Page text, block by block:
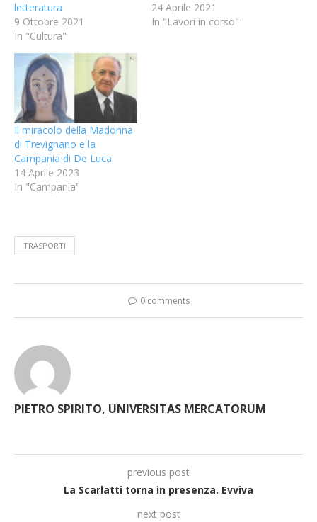
letteratura
9 Ottobre 2021
In "Cultura"
24 Aprile 2021
In "Lavori in corso"
Il miracolo della Madonna
di Trevignano e la
Campania di De Luca
14 Aprile 2023
In "Campania"
TRASPORTI
0 comments
PIETRO SPIRITO, UNIVERSITAS MERCATORUM
previous post
La Scarlatti torna in presenza. Evviva
next post